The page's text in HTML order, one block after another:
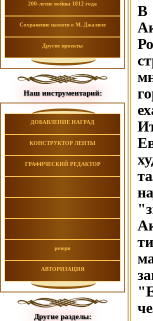
200-летие войны 1812 года
Сохранение памяти о М. Джалиле
Другие проекты
Наш инструментарий:
ДОБАВЛЕНИЕ НАГРАД
КОНСТРУКТОР ЛЕНТЫ
ГРАФИЧЕСКИЙ РЕДАКТОР
резерв
АВТОРИЗАЦИЯ
Другие разделы:
В